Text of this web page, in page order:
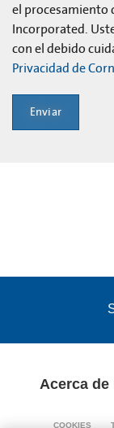
el procesamiento
Incorporated.
con el debido
Privacidad de
Enviar
Acerca
COOKIES